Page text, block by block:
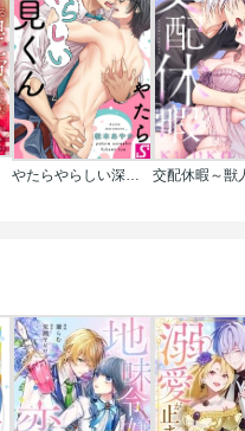
やたらやらしい深見くん